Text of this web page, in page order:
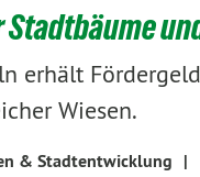
erhält
Wiesen.
& Stadtentwicklung |